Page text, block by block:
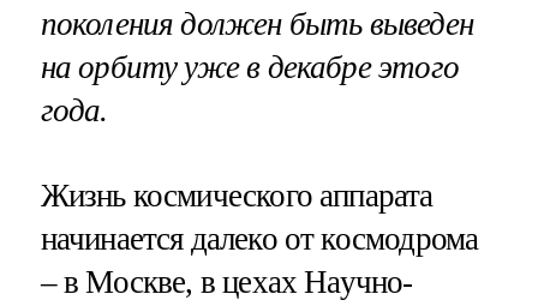
поколения должен быть выведен
на орбиту уже в декабре этого
года.
Жизнь космического аппарата
начинается далеко от космодрома
– в Москве, в цехах Научно-